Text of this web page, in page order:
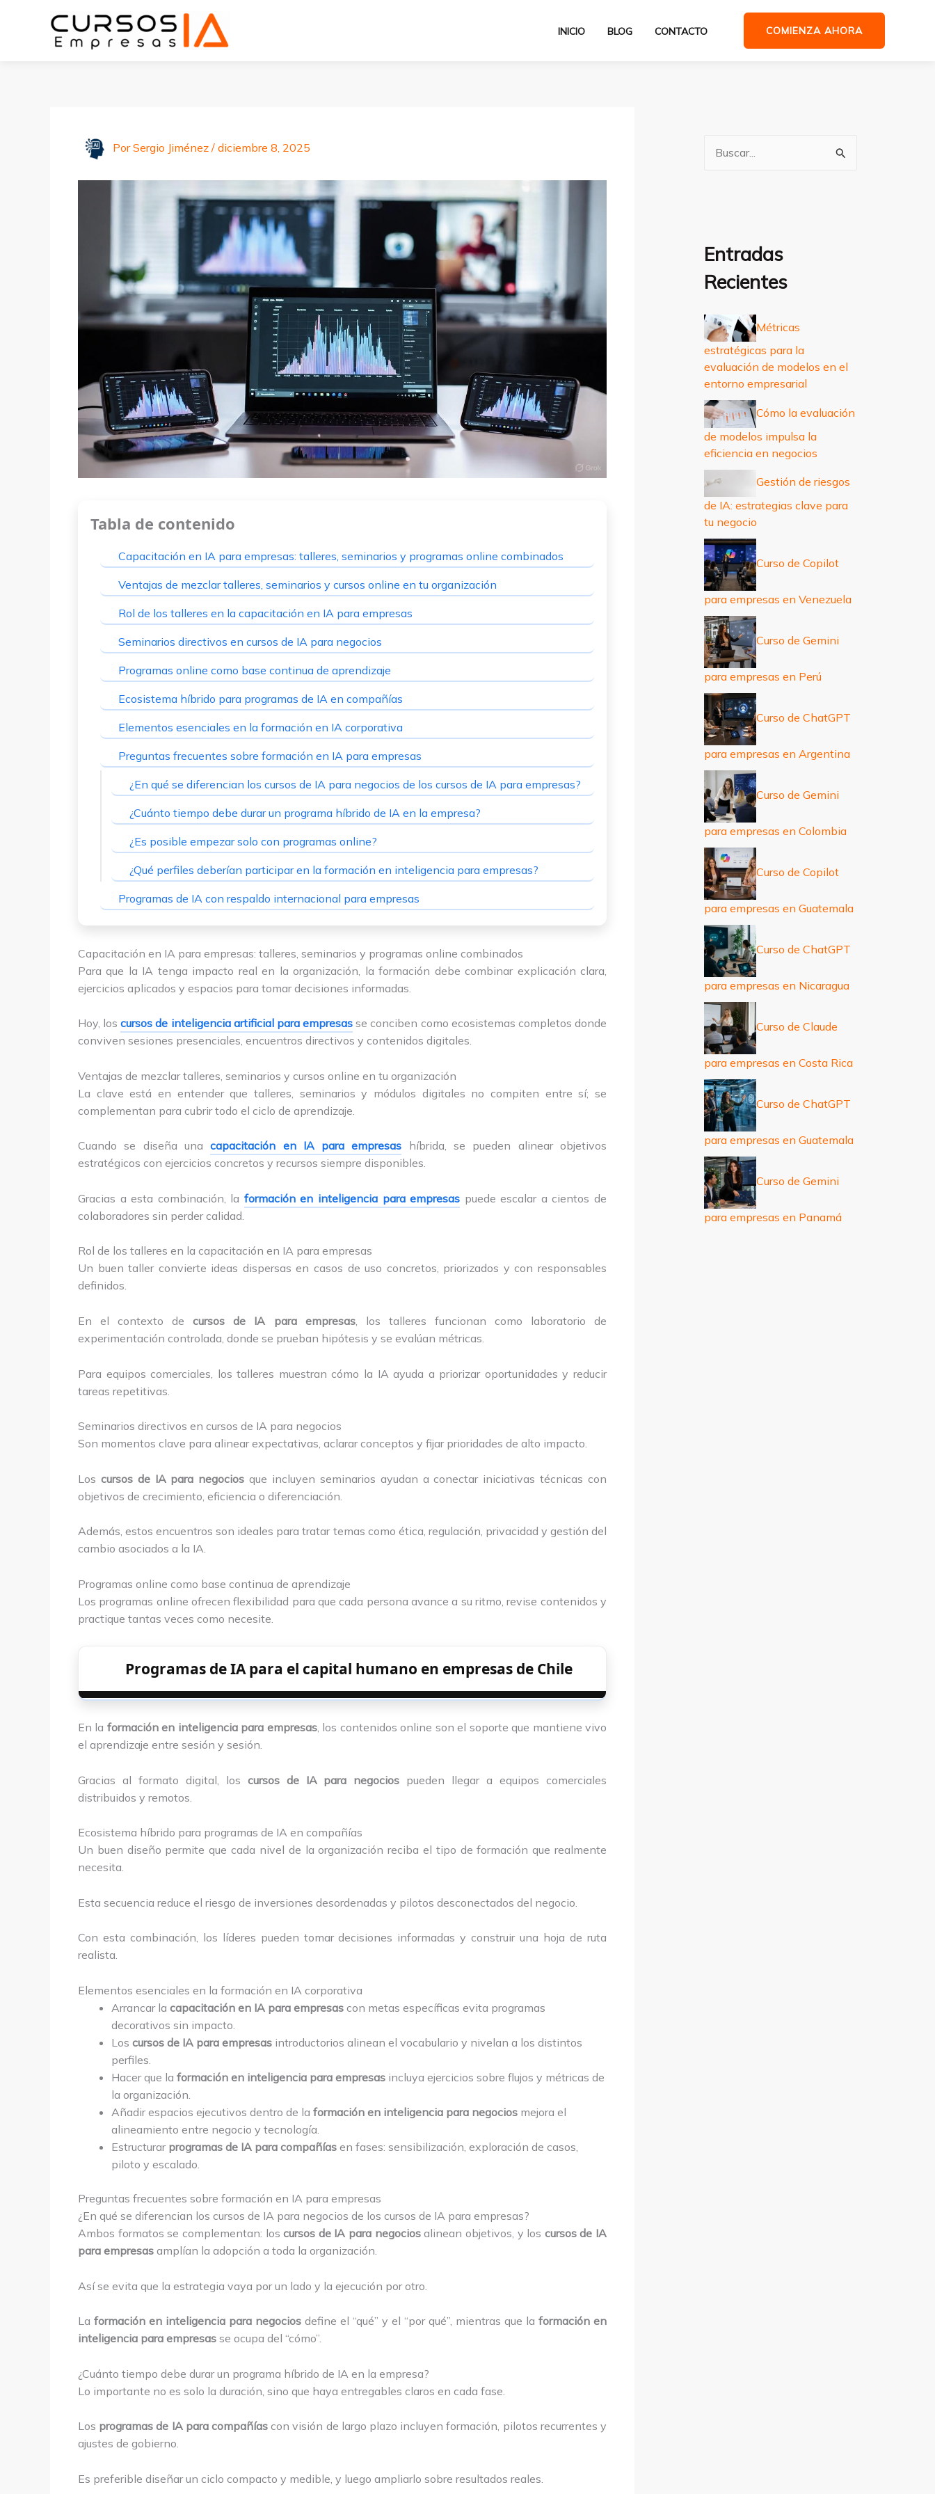
INICIO BLOG CONTACTO COMIENZA AHORA
PorSergio Jiménez / diciembre 8, 2025
Tabla de contenido
Capacitación en IA para empresas: talleres, seminarios y programas online combinados
Ventajas de mezclar talleres, seminarios y cursos online en tu organización
Rol de los talleres en la capacitación en IA para empresas
Seminarios directivos en cursos de IA para negocios
Programas online como base continua de aprendizaje
Ecosistema híbrido para programas de IA en compañías
Elementos esenciales en la formación en IA corporativa
Preguntas frecuentes sobre formación en IA para empresas
¿En qué se diferencian los cursos de IA para negocios de los cursos de IA para empresas?
¿Cuánto tiempo debe durar un programa híbrido de IA en la empresa?
¿Es posible empezar solo con programas online?
¿Qué perfiles deberían participar en la formación en inteligencia para empresas?
Programas de IA con respaldo internacional para empresas
Capacitación en IA para empresas: talleres, seminarios y programas online combinados
Para que la IA tenga impacto real en la organización, la formación debe combinar explicación clara,
ejercicios aplicados y espacios para tomar decisiones informadas.
Hoy, loscursos de inteligencia artificial para empresas se conciben como ecosistemas completos donde
conviven sesiones presenciales, encuentros directivos y contenidos digitales.
Ventajas de mezclar talleres, seminarios y cursos online en tu organización
La clave está en entender que talleres, seminarios y módulos digitales no compiten entre sí; se
complementan para cubrir todo el ciclo de aprendizaje.
Cuando se diseña unacapacitación en IA para empresas híbrida, se pueden alinear objetivos
estratégicos con ejercicios concretos y recursos siempre disponibles.
Gracias a esta combinación, la formación en inteligencia para empresas puede escalar a cientos de
colaboradores sin perder calidad.
Rol de los talleres en la capacitación en IA para empresas
Un buen taller convierte ideas dispersas en casos de uso concretos, priorizados y con responsables
definidos.
En el contexto decursos de IA para empresas, los talleres funcionan como laboratorio de
experimentación controlada, donde se prueban hipótesis y se evalúan métricas.
Para equipos comerciales, los talleres muestran cómo la IA ayuda a priorizar oportunidades y reducir
tareas repetitivas.
Seminarios directivos en cursos de IA para negocios
Son momentos clave para alinear expectativas, aclarar conceptos y fijar prioridades de alto impacto.
Los cursos de IA para negocios que incluyen seminarios ayudan a conectar iniciativas técnicas con
objetivos de crecimiento, eficiencia o diferenciación.
Además, estos encuentros son ideales para tratar temas como ética, regulación, privacidad y gestión del
cambio asociados a la IA.
Programas online como base continua de aprendizaje
Los programas online ofrecen flexibilidad para que cada persona avance a su ritmo, revise contenidos y
practique tantas veces como necesite.
Programas de IA para el capital humano en empresas de Chile
En la formación en inteligencia para empresas, los contenidos online son el soporte que mantiene vivo
el aprendizaje entre sesión y sesión.
Gracias al formato digital, los cursos de IA para negocios pueden llegar a equipos comerciales
distribuidos y remotos.
Ecosistema híbrido para programas de IA en compañías
Un buen diseño permite que cada nivel de la organización reciba el tipo de formación que realmente
necesita.
Esta secuencia reduce el riesgo de inversiones desordenadas y pilotos desconectados del negocio.
Con esta combinación, los líderes pueden tomar decisiones informadas y construir una hoja de ruta
realista.
Elementos esenciales en la formación en IA corporativa
Arrancar la capacitación en IA para empresas con metas específicas evita programas
decorativos sin impacto.
Los cursos de IA para empresas introductorios alinean el vocabulario y nivelan a los distintos
perfiles.
Hacer que la formación en inteligencia para empresas incluya ejercicios sobre flujos y métricas de
la organización.
Añadir espacios ejecutivos dentro de la formación en inteligencia para negocios mejora el
alineamiento entre negocio y tecnología.
Estructurar programas de IA para compañías en fases: sensibilización, exploración de casos,
piloto y escalado.
Preguntas frecuentes sobre formación en IA para empresas
¿En qué se diferencian los cursos de IA para negocios de los cursos de IA para empresas?
Ambos formatos se complementan: loscursos de IA para negociosalinean objetivos, y los cursos de IA
para empresas amplían la adopción a toda la organización.
Así se evita que la estrategia vaya por un lado y la ejecución por otro.
La formación en inteligencia para negocios define el “qué” y el “por qué”, mientras que la formación en
inteligencia para empresas se ocupa del “cómo”.
¿Cuánto tiempo debe durar un programa híbrido de IA en la empresa?
Lo importante no es solo la duración, sino que haya entregables claros en cada fase.
Los programas de IA para compañías con visión de largo plazo incluyen formación, pilotos recurrentes y
ajustes de gobierno.
Es preferible diseñar un ciclo compacto y medible, y luego ampliarlo sobre resultados reales.
p
r
:
Entradas
Recientes
Métricas
estratégicas para la
evaluación de modelos en el
entorno empresarial
Cómo la evaluación
de modelos impulsa la
eficiencia en negocios
Gestión de riesgos
de IA: estrategias clave para
tu negocio
Curso de Copilot
para empresas en Venezuela
Curso de Gemini
para empresas en Perú
Curso de ChatGPT
para empresas en Argentina
Curso de Gemini
para empresas en Colombia
Curso de Copilot
para empresas en Guatemala
Curso de ChatGPT
para empresas en Nicaragua
Curso de Claude
para empresas en Costa Rica
Curso de ChatGPT
para empresas en Guatemala
Curso de Gemini
para empresas en Panamá